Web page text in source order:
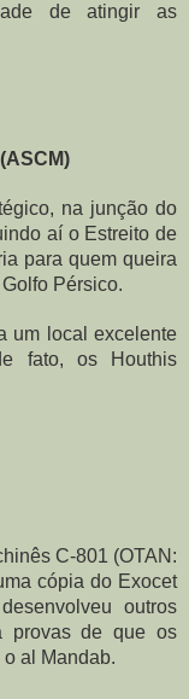
de atingir as
na junção do
aí o Estreito de
para quem queira
Pérsico.
um local excelente
fato, os Houthis
C-801 (OTAN:
cópia do Exocet
outros
provas de que os
al Mandab.